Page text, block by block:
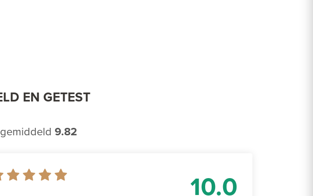
EN GETEST
9.82
10.0